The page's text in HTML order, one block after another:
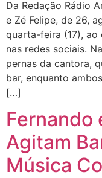
Da Redação Rádio
e Zé Felipe, de 26,
quarta-feira (17),
nas redes sociais.
pernas da cantora,
bar, enquanto
[…]
Fernando
Agitam
Música